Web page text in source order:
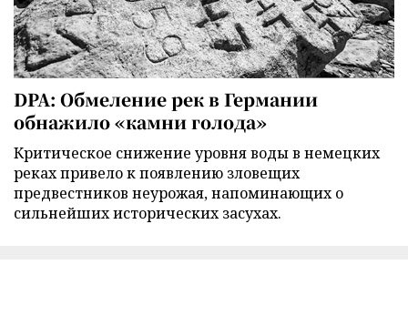
DPA: Обмеление рек в Германии
обнажило «камни голода»
Критическое снижение уровня воды в немецких
реках привело к появлению зловещих
предвестников неурожая, напоминающих о
сильнейших исторических засухах.